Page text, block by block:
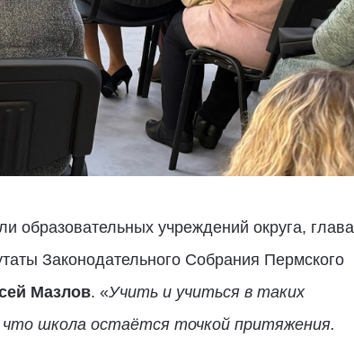
образовательных учреждений округа, глава
Законодательного Собрания Пермского
Мазлов. «Учить и учиться в таких
школа остаётся точкой притяжения.